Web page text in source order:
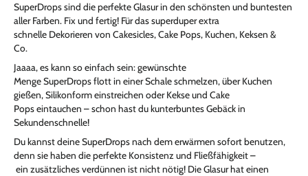
SuperDrops sind die perfekte Glasur in den schönsten und buntesten
aller Farben. Fix und fertig! Für das superduper extra
schnelle Dekorieren von Cakesicles, Cake Pops, Kuchen, Keksen &
Co.
Jaaaa, es kann so einfach sein: gewünschte
Menge SuperDrops flott in einer Schale schmelzen, über Kuchen
gießen, Silikonform einstreichen oder Kekse und Cake
Pops eintauchen – schon hast du kunterbuntes Gebäck in
Sekundenschnelle!
Du kannst deine SuperDrops nach dem erwärmen sofort benutzen,
denn sie haben die perfekte Konsistenz und Fließfähigkeit –
ein zusätzliches verdünnen ist nicht nötig! Die Glasur hat einen